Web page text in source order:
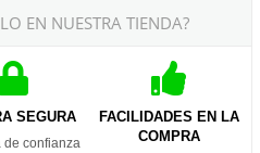
EN NUESTRA TIENDA?
SEGURA
de confianza
FACILIDADES EN LA
COMPRA